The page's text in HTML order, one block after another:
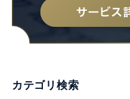
カテゴリ検索